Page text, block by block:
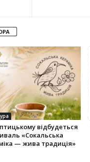
відбудеться
«Сокальська
— жива традиція»